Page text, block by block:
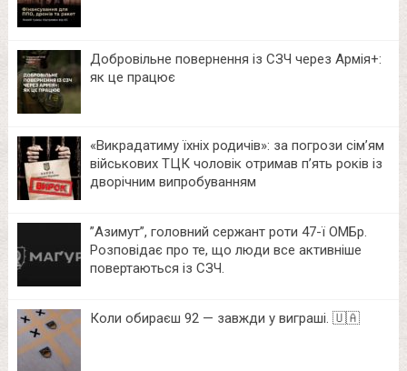
Добровільне повернення із СЗЧ через Армія+:
як це працює
«Викрадатиму їхніх родичів»: за погрози сім’ям
військових ТЦК чоловік отримав п’ять років із
дворічним випробуванням
⁨”Азимут”, головний сержант роти 47-ї ОМБр.
Розповідає про те, що люди все активніше
повертаються із СЗЧ.
Коли обираєш 92 — завжди у виграші. 🇺🇦